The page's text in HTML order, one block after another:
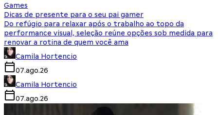
Games
Dicas de presente para o seu pai gamer
Do refúgio para relaxar após o trabalho ao topo da
performance visual, seleção reúne opções sob medida para
renovar a rotina de quem você ama
Camila Hortencio
07.ago.26
Camila Hortencio
07.ago.26